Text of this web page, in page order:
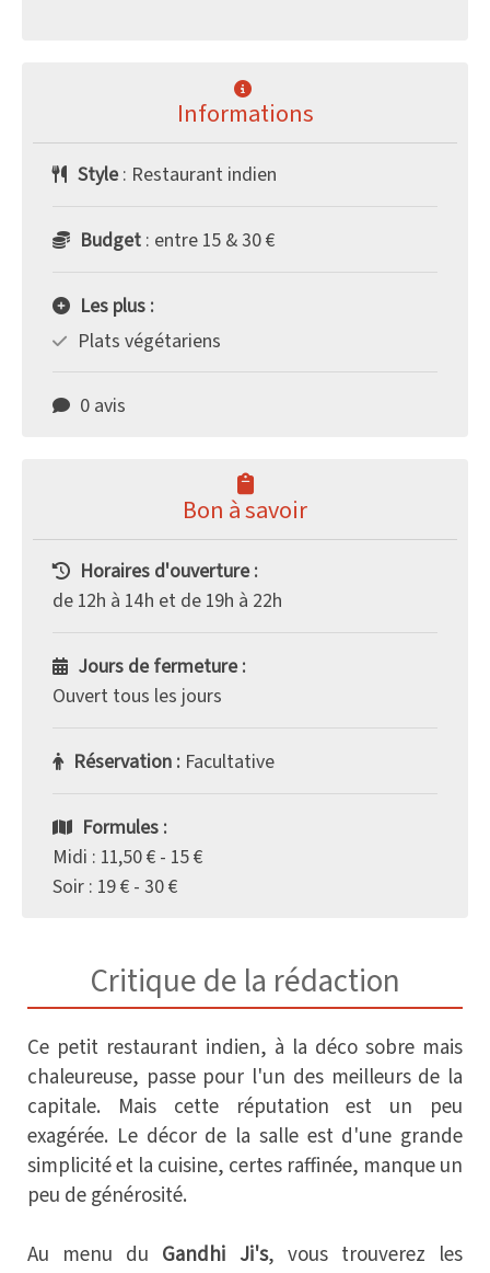
Informations
Style : Restaurant indien
Budget : entre 15 & 30 €
Les plus :
Plats végétariens
0 avis
Bon à savoir
Horaires d'ouverture :
de 12h à 14h et de 19h à 22h
Jours de fermeture :
Ouvert tous les jours
Réservation : Facultative
Formules :
Midi : 11,50 € - 15 €
Soir : 19 € - 30 €
Critique de la rédaction
Ce petit restaurant indien, à la déco sobre mais
chaleureuse, passe pour l'un des meilleurs de la
capitale. Mais cette réputation est un peu
exagérée. Le décor de la salle est d'une grande
simplicité et la cuisine, certes raffinée, manque un
peu de générosité.
Au menu du Gandhi Ji's, vous trouverez les